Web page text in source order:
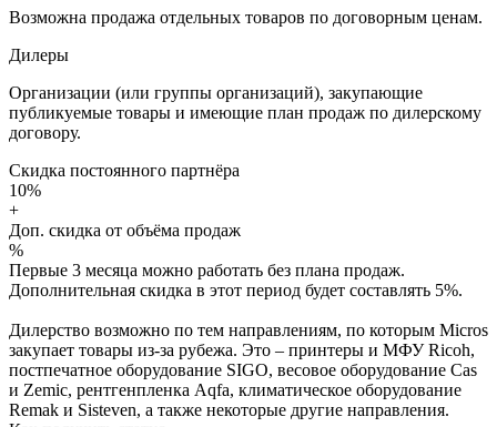
Возможна продажа отдельных товаров по договорным ценам.
Дилеры
Организации (или группы организаций), закупающие
публикуемые товары и имеющие план продаж по дилерскому
договору.
Скидка постоянного партнёра
10%
+
Доп. скидка от объёма продаж
%
Первые 3 месяца можно работать без плана продаж.
Дополнительная скидка в этот период будет составлять 5%.
Дилерство возможно по тем направлениям, по которым Micros
закупает товары из-за рубежа. Это – принтеры и МФУ Ricoh,
постпечатное оборудование SIGO, весовое оборудование Cas
и Zemic, рентгенпленка Aqfa, климатическое оборудование
Remak и Sisteven, а также некоторые другие направления.